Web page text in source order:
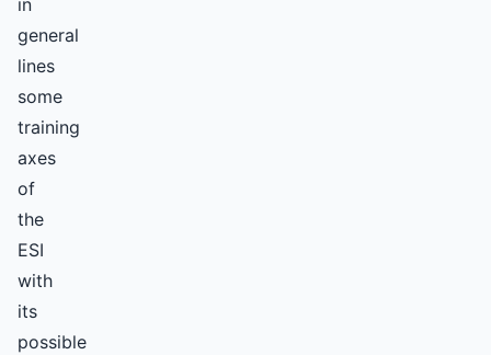
in
general
lines
some
training
axes
of
the
ESI
with
its
possible